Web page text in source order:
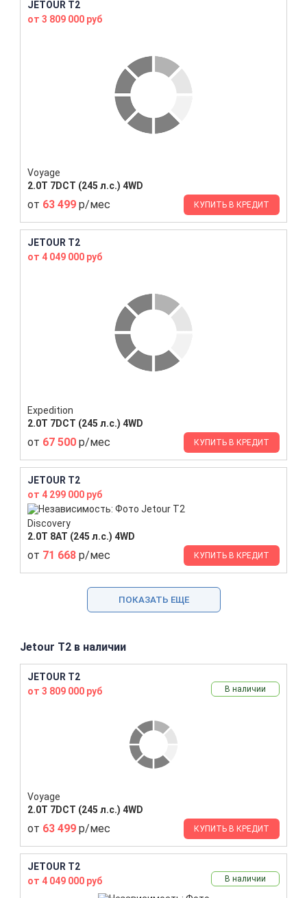
JETOUR T2
от 3 809 000 руб
Voyage
2.0T 7DCT (245 л.с.) 4WD
от 63 499 р/мес КУПИТЬ В КРЕДИТ
JETOUR T2
от 4 049 000 руб
Expedition
2.0T 7DCT (245 л.с.) 4WD
от 67 500 р/мес КУПИТЬ В КРЕДИТ
JETOUR T2
от 4 299 000 руб
Discovery
2.0T 8AT (245 л.с.) 4WD
от 71 668 р/мес КУПИТЬ В КРЕДИТ
ПОКАЗАТЬ ЕЩЕ
Jetour T2 в наличии
JETOUR T2
от 3 809 000 руб
В наличии
Voyage
2.0T 7DCT (245 л.с.) 4WD
от 63 499 р/мес КУПИТЬ В КРЕДИТ
JETOUR T2
от 4 049 000 руб
В наличии